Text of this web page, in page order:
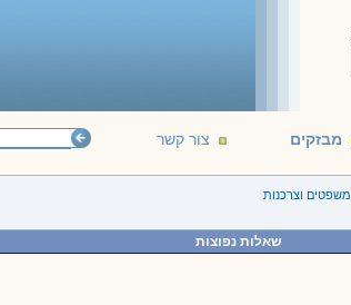
מבזקים צור קשר
משפטים וצרכנות
שאלות נפוצות